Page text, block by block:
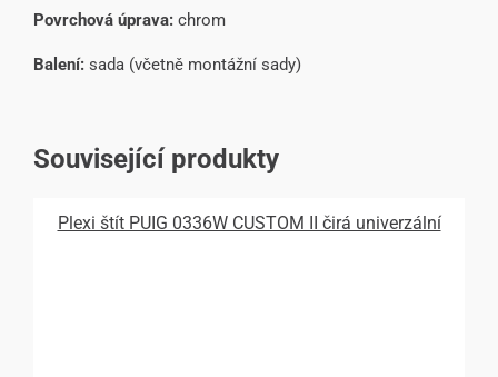
Povrchová úprava: chrom
Balení: sada (včetně montážní sady)
Související produkty
Plexi štít PUIG 0336W CUSTOM II čirá univerzální